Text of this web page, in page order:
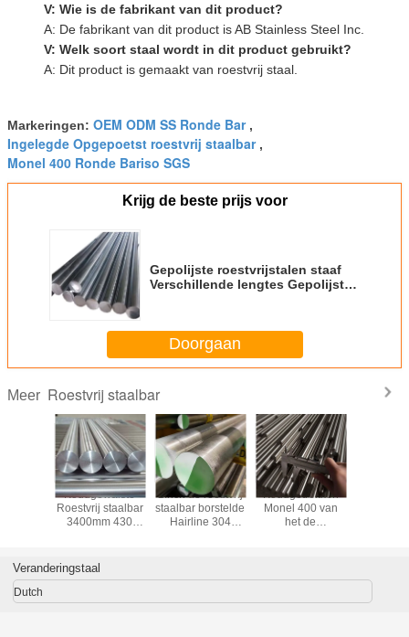
V: Wie is de fabrikant van dit product?
A: De fabrikant van dit product is AB Stainless Steel Inc.
V: Welk soort staal wordt in dit product gebruikt?
A: Dit product is gemaakt van roestvrij staal.
Markeringen: OEM ODM SS Ronde Bar,
Ingelegde Opgepoetst roestvrij staalbar,
Monel 400 Ronde Bariso SGS
Krijg de beste prijs voor
Gepolijste roestvrijstalen staaf
Verschillende lengtes Gepolijst
Doorgaan
Meer Roestvrij staalbar
Koudgewalste
Roestvrij staalbar
3400mm 430
2Inch de roestvrij
staalbar borstelde
Hairline 304
Koudgetrokken
Monel 400 van
het de
2B Staaf 10mm
Veranderingstaal
Dutch